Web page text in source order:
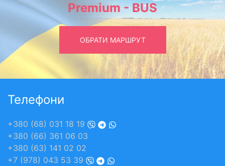
Premium - BUS
ОБРАТИ МАРШРУТ
Телефони
+380 (68) 031 18 19
+380 (66) 361 06 03
+380 (63) 141 02 02
+7 (978) 043 53 39